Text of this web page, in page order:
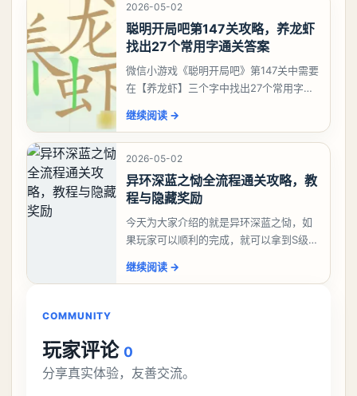
2026-05-02
聪明开局吧第147关攻略，养龙虾
找出27个常用字通关答案
微信小游戏《聪明开局吧》第147关中需要
在【养龙虾】三个字中找出27个常用字，
大、夫、夰、巾、中、虫、下、虾、卜、
囗、吓、卟、
继续阅读 →
2026-05-02
异环深蓝之恸全流程通关攻略，教
程与隐藏奖励
今天为大家介绍的就是异环深蓝之恸，如
果玩家可以顺利的完成，就可以拿到S级弧
比较高的，对于那些新手玩家并不建议直
继续阅读 →
COMMUNITY
玩家评论 0
分享真实体验，友善交流。